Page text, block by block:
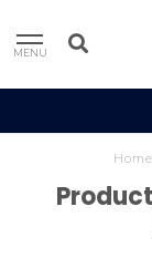
MENU
Home